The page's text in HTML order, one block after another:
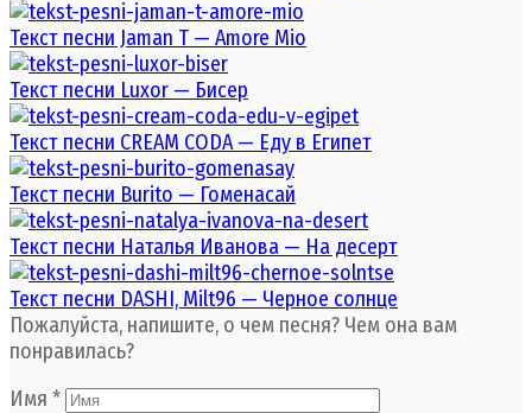
Текст песни Jaman T — Amore Mio
Текст песни Luxor — Бисер
Текст песни CREAM CODA — Еду в Египет
Текст песни Burito — Гоменасай
Текст песни Наталья Иванова — На десерт
Текст песни DASHI, Milt96 — Черное солнце
Пожалуйста, напишите, о чем песня? Чем она вам
понравилась?
Имя *